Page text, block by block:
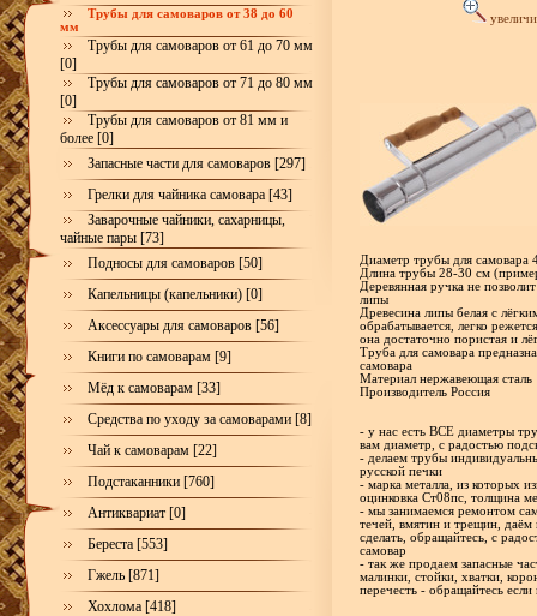
Трубы для самоваров от 38 до 60
мм
Трубы для самоваров от 61 до 70 мм
[0]
Трубы для самоваров от 71 до 80 мм
[0]
Трубы для самоваров от 81 мм и
более [0]
Запасные части для самоваров [297]
Грелки для чайника самовара [43]
Заварочные чайники, сахарницы,
чайные пары [73]
Подносы для самоваров [50]
Капельницы (капельники) [0]
Аксессуары для самоваров [56]
Книги по самоварам [9]
Мёд к самоварам [33]
Средства по уходу за самоварами [8]
Чай к самоварам [22]
Подстаканники [760]
Антиквариат [0]
Береста [553]
Гжель [871]
Хохлома [418]
Диаметр трубы для самовара
Длина трубы 28-30 см
Деревянная ручка не
липы
Древесина липы белая с
обрабатывается, легко
она достаточно пористая и
Труба для самовара
самовара
Материал нержавеющая сталь
Производитель Россия
- у нас есть ВСЕ диаметры
вам диаметр, с радостью
- делаем трубы
русской печки
- марка металла, из которых
оцинковка Ст08пс, толщина
- мы занимаемся ремонтом
течей, вмятин и трещин, даём
сделать, обращайтесь, с
самовар
- так же продаем запасные
малинки, стойки, хватки,
перечесть - обращайтесь